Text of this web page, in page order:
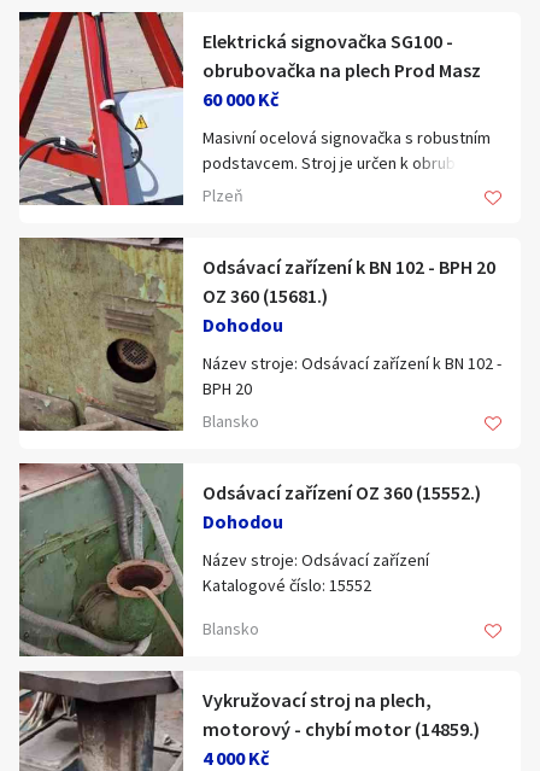
Elektrická signovačka SG100 -
obrubovačka na plech Prod Masz
60 000 Kč
Masivní ocelová signovačka s robustním
podstavcem. Stroj je určen k obrubování
a zakružování plechových pásů.
Automatická brzda motoru -
bezpečnostní tlačítkový spínač. Vyrobeno
podle bezpečnostních směrnic ES
Elektrické připojení 400 V
Délka: 95 cm
Šířka: 50 cm
Hmotnost: 80 kg
Stroj je nový se zárukou.
Plzeň
Odsávací zařízení k BN 102 - BPH 20
OZ 360 (15681.)
Dohodou
Název stroje: Odsávací zařízení k BN 102 -
BPH 20
Katalogové číslo: 15681
Blansko
Odsávací zařízení OZ 360 (15552.)
Dohodou
Název stroje: Odsávací zařízení
Katalogové číslo: 15552
Blansko
Vykružovací stroj na plech,
motorový - chybí motor (14859.)
4 000 Kč
Km
Celá ČR
Hlavní město Praha
Jihomoravský kraj
Zobrazit všechny regiony
Stáří inzerátu
Hledat v textu
Nabídka/poptávka
Klíčové slovo:
Lokalita:
Neuvedeno
Ráno Večer
E-mail
Souhlasím s personalizací nabídek, zasíláním
marketingových materiálů a upozornění.